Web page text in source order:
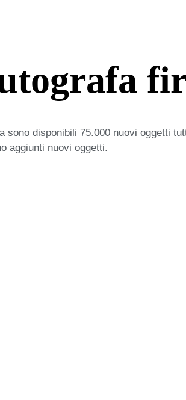
sono disponibili 75.000 nuovi oggetti
aggiunti nuovi oggetti.